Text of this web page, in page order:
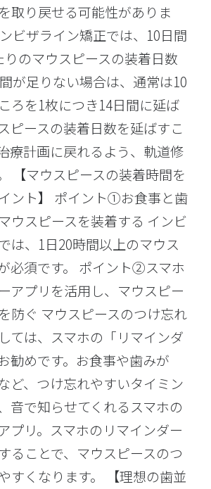
取り戻せる可能性がありま
ビザライン矯正では、10日間
のマウスピースの装着日数
が足りない場合は、通常は10
ろを1枚につき14日間に延ば
ピースの装着日数を延ばすこ
療計画に戻れるよう、軌道修
【マウスピースの装着時間を
ント】 ポイント①お食事と歯
ウスピースを装着する インビ
は、1日20時間以上のマウス
必須です。 ポイント②スマホ
アプリを活用し、マウスピー
防ぐ マウスピースのつけ忘れ
ては、スマホの「リマインダ
勧めです。お食事や歯みが
ど、つけ忘れやすいタイミン
音で知らせてくれるスマホの
プリ。スマホのリマインダー
ることで、マウスピースのつ
すくなります。 【理想の歯並